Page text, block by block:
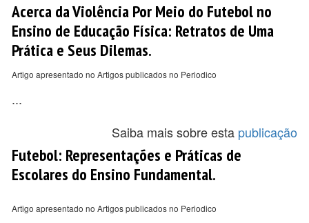
Acerca da Violência Por Meio do Futebol no
Ensino de Educação Física: Retratos de Uma
Prática e Seus Dilemas.
Artigo apresentado no Artigos publicados no Periodico
...
Saiba mais sobre esta publicação
Futebol: Representações e Práticas de
Escolares do Ensino Fundamental.
Artigo apresentado no Artigos publicados no Periodico